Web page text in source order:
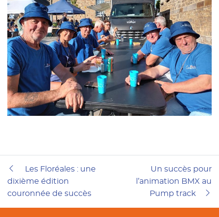
Previous post
Les Floréales : une
dixième édition
couronnée de succès
Next post
Un succès pour
l’animation BMX au
Pump track